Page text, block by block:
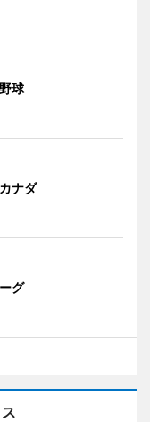
球
ナダ
グ